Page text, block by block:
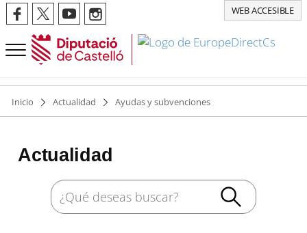
WEB ACCESIBLE
Inicio Actualidad Ayudas y subvenciones
Actualidad